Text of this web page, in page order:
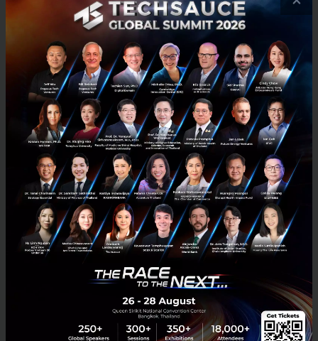
E-mail :contact@techsauce.co
Tel : 02-001-5375
Mobile : 06-4658-9500
Techsauce Media
About Techsauce
Techsauce Services
Privacy Policy
ส่งบทความ